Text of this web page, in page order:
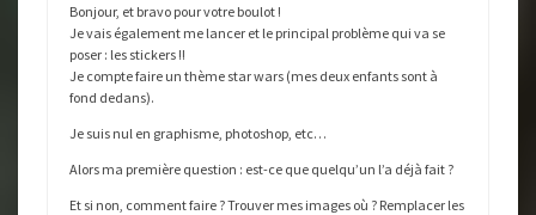
Bonjour, et bravo pour votre boulot !
Je vais également me lancer et le principal problème qui va se
poser : les stickers !!
Je compte faire un thème star wars (mes deux enfants sont à
fond dedans).
Je suis nul en graphisme, photoshop, etc…
Alors ma première question : est-ce que quelqu’un l’a déjà fait ?
Et si non, comment faire ? Trouver mes images où ? Remplacer les